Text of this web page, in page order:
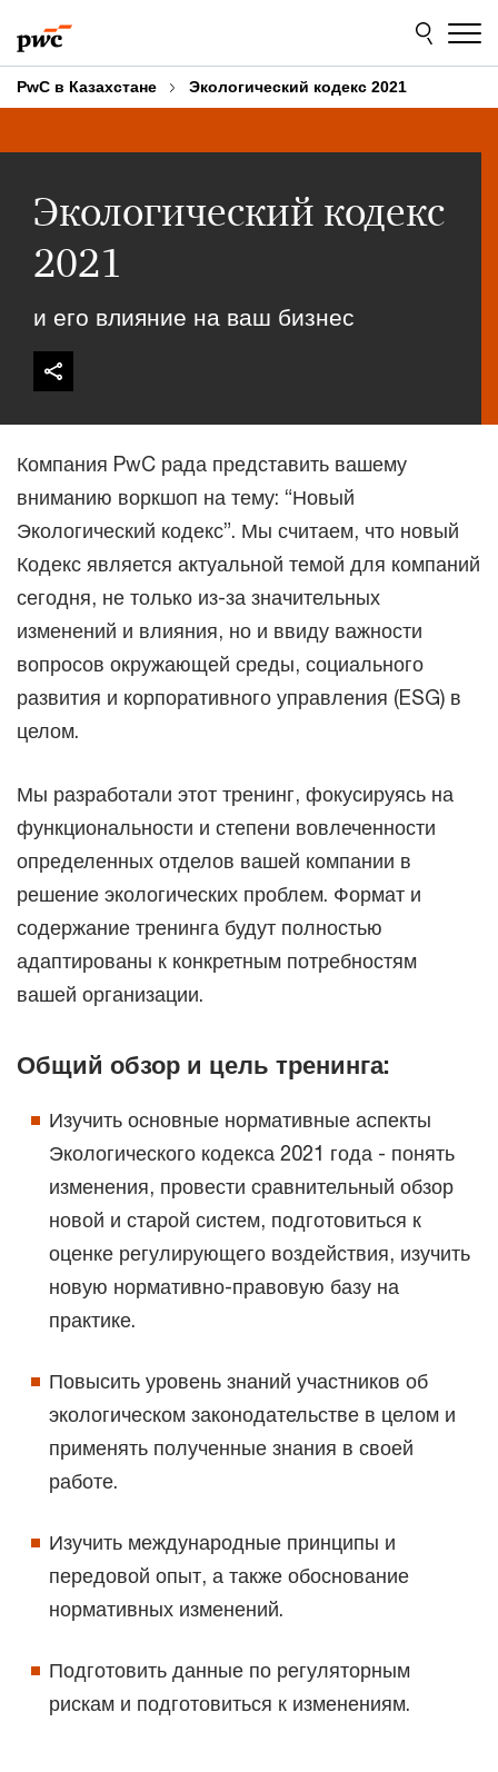
to
content
to
footer
PwC в Казахстане Экологический кодекс 2021
Экологический кодекс
2021
и его влияние на ваш бизнес
Компания PwC рада представить вашему
вниманию воркшоп на тему: “Новый
Экологический кодекс”. Мы считаем, что новый
Кодекс является актуальной темой для компаний
сегодня, не только из-за значительных
изменений и влияния, но и ввиду важности
вопросов окружающей среды, социального
развития и корпоративного управления (ESG) в
целом.
Мы разработали этот тренинг, фокусируясь на
функциональности и степени вовлеченности
определенных отделов вашей компании в
решение экологических проблем. Формат и
содержание тренинга будут полностью
адаптированы к конкретным потребностям
вашей организации.
Общий обзор и цель тренинга:
Изучить основные нормативные аспекты
Экологического кодекса 2021 года - понять
изменения, провести сравнительный обзор
новой и старой систем, подготовиться к
оценке регулирующего воздействия, изучить
новую нормативно-правовую базу на
практике.
Повысить уровень знаний участников об
экологическом законодательстве в целом и
применять полученные знания в своей
работе.
Изучить международные принципы и
передовой опыт, а также обоснование
нормативных изменений.
Подготовить данные по регуляторным
рискам и подготовиться к изменениям.